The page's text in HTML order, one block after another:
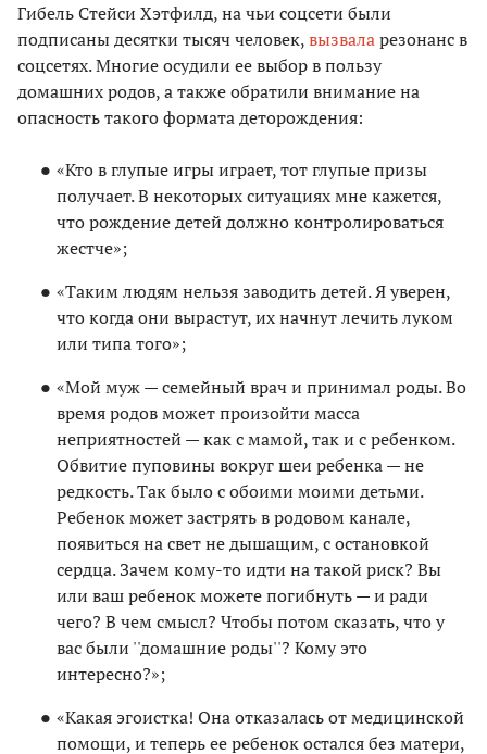
Гибель Стейси Хэтфилд, на чьи соцсети были
подписаны десятки тысяч человек,вызваларезонанс в
соцсетях. Многие осудили ее выбор в пользу
домашних родов, а также обратили внимание на
опасность такого формата деторождения:
«Кто в глупые игры играет, тот глупые призы
получает. В некоторых ситуациях мне кажется,
что рождение детей должно контролироваться
жестче»;
«Таким людям нельзя заводить детей. Я уверен,
что когда они вырастут, их начнут лечить луком
или типа того»;
«Мой муж — семейный врач и принимал роды. Во
время родов может произойти масса
неприятностей — как с мамой, так и с ребенком.
Обвитие пуповины вокруг шеи ребенка — не
редкость. Так было с обоими моими детьми.
Ребенок может застрять в родовом канале,
появиться на свет не дышащим, с остановкой
сердца. Зачем кому-то идти на такой риск? Вы
или ваш ребенок можете погибнуть — и ради
чего? В чем смысл? Чтобы потом сказать, что у
вас были ''домашние роды''? Кому это
интересно?»;
«Какая эгоистка! Она отказалась от медицинской
помощи, и теперь ее ребенок остался без матери,